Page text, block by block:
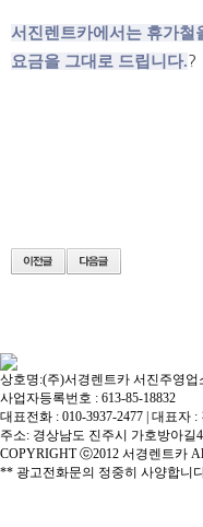
서진렌트카에서는 휴가철
요금을 그대로 드립니다.?
상호명:(주)서경렌트카 서진주영업
사업자등록번호 : 613-85-18832
대표전화 : 010-3937-2477 | 대표자 :
주소: 경상남도 진주시 가호방아길
COPYRIGHT ⓒ2012 서경렌트카
** 광고전화문의 정중히 사양합니